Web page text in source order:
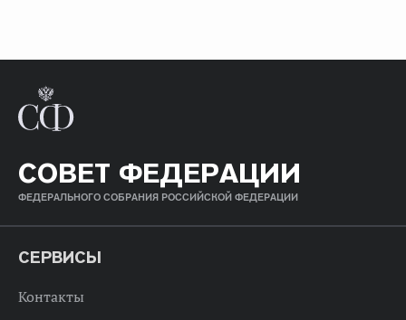
СОВЕТ ФЕДЕРАЦИИ
ФЕДЕРАЛЬНОГО СОБРАНИЯ РОССИЙСКОЙ ФЕДЕРАЦИИ
СЕРВИСЫ
Контакты